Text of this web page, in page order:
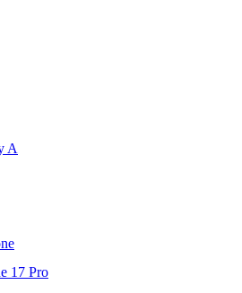
A
17 Pro